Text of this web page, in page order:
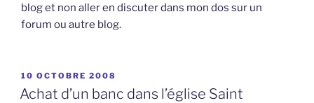
blog et non aller en discuter dans mon dos sur un
forum ou autre blog.
PUBLIÉ
LE
10 OCTOBRE 2008
Achat d’un banc dans l’église Saint